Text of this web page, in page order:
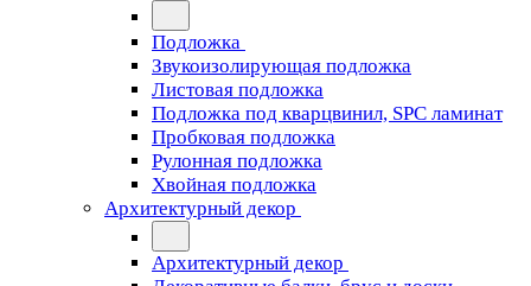
Подложка
Звукоизолирующая подложка
Листовая подложка
Подложка под кварцвинил, SPC ламинат
Пробковая подложка
Рулонная подложка
Хвойная подложка
Архитектурный декор
Архитектурный декор